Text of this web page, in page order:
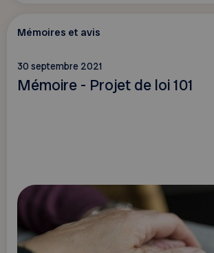
Mémoires et avis
30 septembre 2021
Mémoire - Projet de loi 101